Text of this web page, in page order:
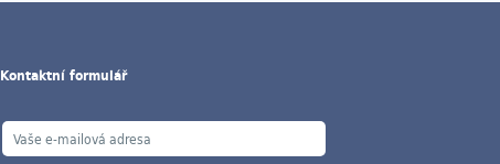
Kontaktní formulář